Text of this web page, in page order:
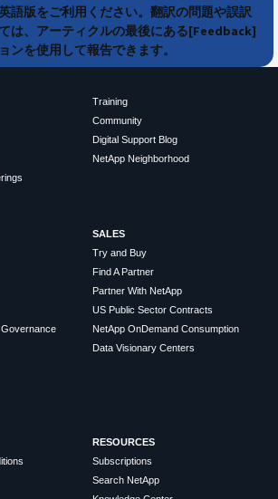
語版をご利用ください。翻訳の問題や誤訳
は、アーティクルの最後にある[Feedback]
ンを使用して報告できます。
Training
Community
Digital Support Blog
NetApp Neighborhood
SALES
Try and Buy
Find A Partner
Partner With NetApp
US Public Sector Contracts
NetApp OnDemand Consumption
Data Visionary Centers
RESOURCES
Subscriptions
Search NetApp